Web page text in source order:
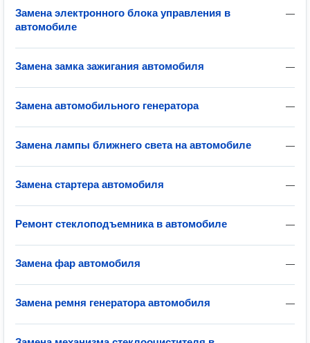
—
Замена электронного блока управления в
автомобиле
—
Замена замка зажигания автомобиля
—
Замена автомобильного генератора
—
Замена лампы ближнего света на автомобиле
—
Замена стартера автомобиля
—
Ремонт стеклоподъемника в автомобиле
—
Замена фар автомобиля
—
Замена ремня генератора автомобиля